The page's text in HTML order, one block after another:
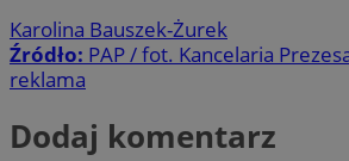
Karolina Bauszek-Żurek
Źródło: PAP / fot. Kancelaria
reklama
Dodaj komentarz